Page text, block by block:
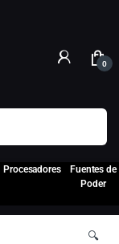
0
Procesadores
Fuentes de
Poder
🔍